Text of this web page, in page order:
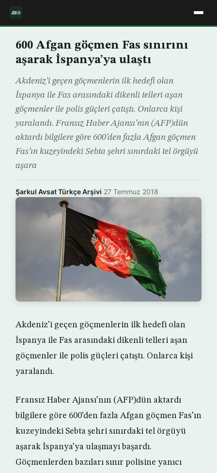
600 Afgan göçmen Fas sınırını
aşarak İspanya’ya ulaştı
Akdeniz’i geçen göçmenlerin ilk hedefi olan
İspanya ile Fas arasındaki dikenli telleri aşan
göçmenler ile polis güçleri çatıştı. Onlarca kişi
yaralandı. Fransız Haber Ajansı’nın (AFP)dün
aktardı bilgilere göre 600’den fazla Afgan göçmen
Fas’ın kuzeyindeki Sebta şehri sınırdaki tel örgüyü
aşara
Şarkul Avsat Türkçe Arşivi·27 Temmuz 2018
Akdeniz’i geçen göçmenlerin ilk hedefi olan
İspanya ile Fas arasındaki dikenli telleri aşan
göçmenler ile polis güçleri çatıştı. Onlarca kişi
yaralandı.
Fransız Haber Ajansı’nın (AFP)dün aktardı
bilgilere göre 600’den fazla Afgan göçmen Fas’ın
kuzeyindeki Sebta şehri sınırdaki tel örgüyü
aşarak İspanya’ya ulaşmayı başardı.
Göçmenlerden bazıları sınır polisine yanıcı